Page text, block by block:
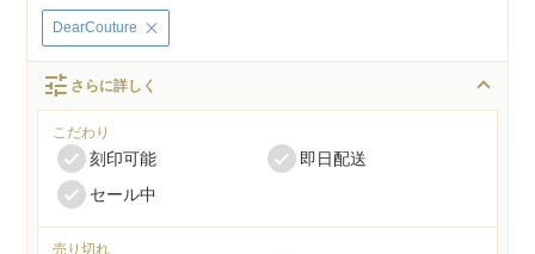
DearCouture
tune さらに詳しく
こだわり
刻印可能
即日配送
セール中
売り切れ